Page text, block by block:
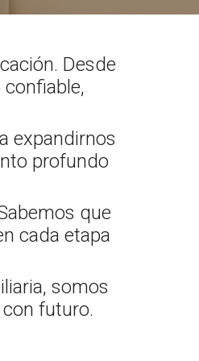
Desde
expandirnos
profundo
que
cada etapa
somos
futuro.